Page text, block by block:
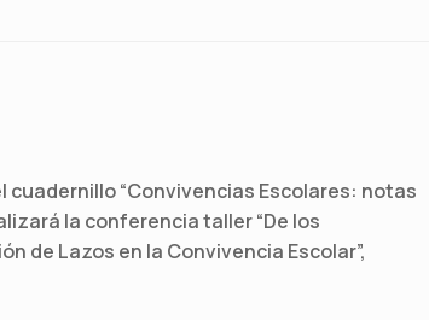
“Convivencias Escolares: notas
la conferencia taller “De los
de Lazos en la Convivencia Escolar”,